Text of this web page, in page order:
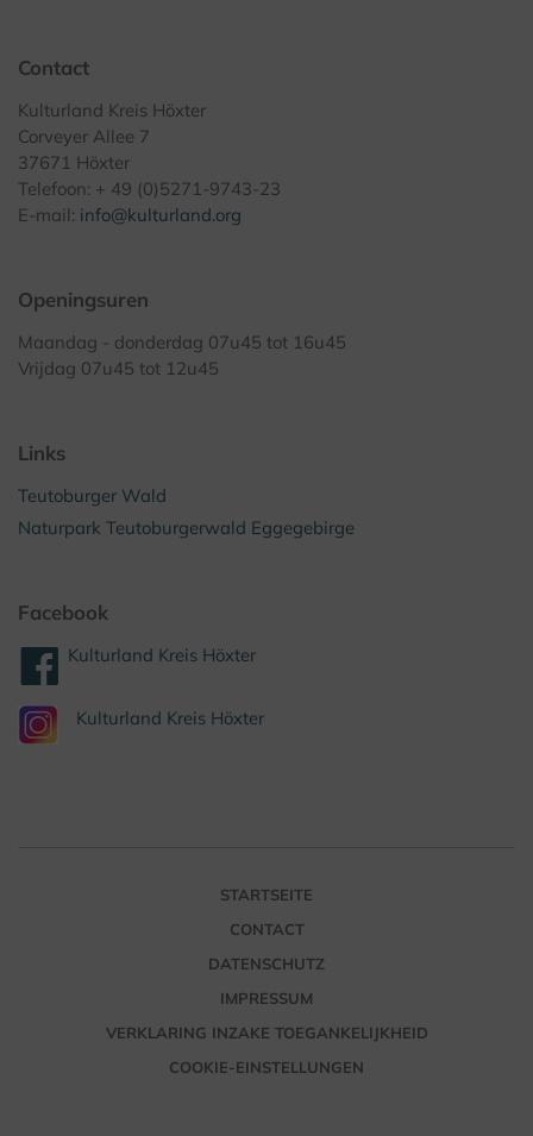
Contact
Kulturland Kreis Höxter
Corveyer Allee 7
37671 Höxter
Telefoon: + 49 (0)5271-9743-23
E-mail: info@kulturland.org
Openingsuren
Maandag - donderdag 07u45 tot 16u45
Vrijdag 07u45 tot 12u45
Links
Teutoburger Wald
Naturpark Teutoburgerwald Eggegebirge
Facebook
Kulturland Kreis Höxter
Kulturland Kreis Höxter
STARTSEITE
CONTACT
DATENSCHUTZ
IMPRESSUM
VERKLARING INZAKE TOEGANKELIJKHEID
COOKIE-EINSTELLUNGEN